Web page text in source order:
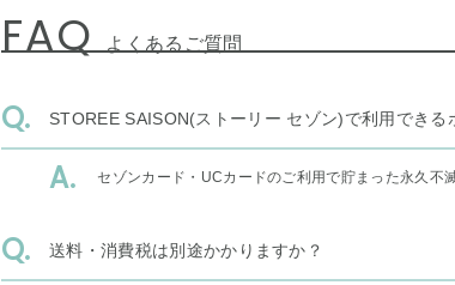
FAQ よくあるご質問
STOREE SAISON(ストーリー セゾン)で利用できる
セゾンカード・UCカードのご利用で貯まった永久不
送料・消費税は別途かかりますか？